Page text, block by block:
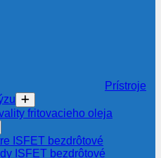
Prístroje
fritovacieho oleja
ISFET bezdrôtové
ISFET bezdrôtové